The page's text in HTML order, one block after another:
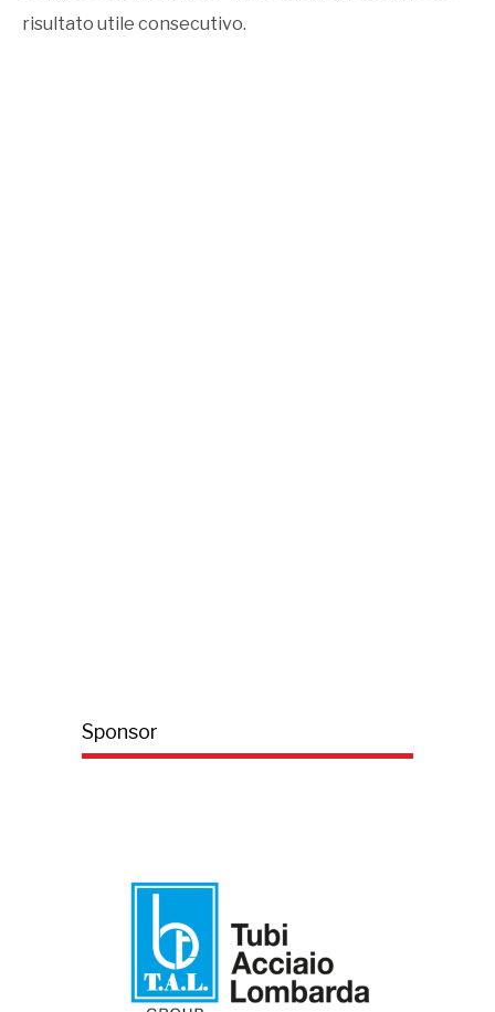
risultato utile consecutivo.
Sponsor